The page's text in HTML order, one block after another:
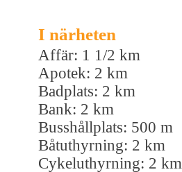
I närheten
Affär: 1 1/2 km
Apotek: 2 km
Badplats: 2 km
Bank: 2 km
Busshållplats: 500 m
Båtuthyrning: 2 km
Cykeluthyrning: 2 km